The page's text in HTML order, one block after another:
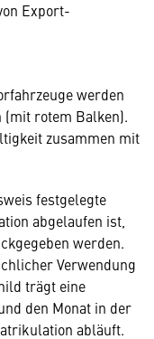
Export-
werden
rotem Balken).
zusammen mit
festgelegte
abgelaufen ist,
werden.
Verwendung
trägt eine
den Monat in der
abläuft.